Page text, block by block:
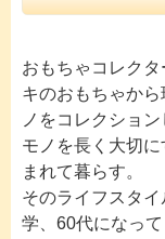
おもちゃコレク
キのおもちゃか
ノをコレクショ
モノを長く大切
まれて暮らす。
そのライフスタ
学、60代になっ